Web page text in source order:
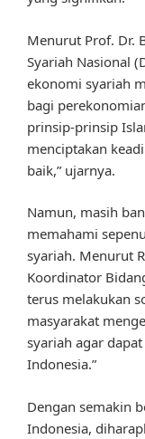
Menurut Prof. Dr.
Syariah Nasional
ekonomi syariah
bagi
prinsip-prinsip
menciptakan
baik,” ujarnya.
Namun, masih
memahami
syariah. Menurut
Koordinator
terus melakukan
masyarakat
syariah agar
Indonesia.”
Dengan semakin
Indonesia,